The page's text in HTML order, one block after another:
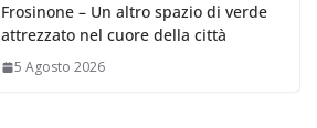
Frosinone – Un altro spazio di verde
attrezzato nel cuore della città
5 Agosto 2026